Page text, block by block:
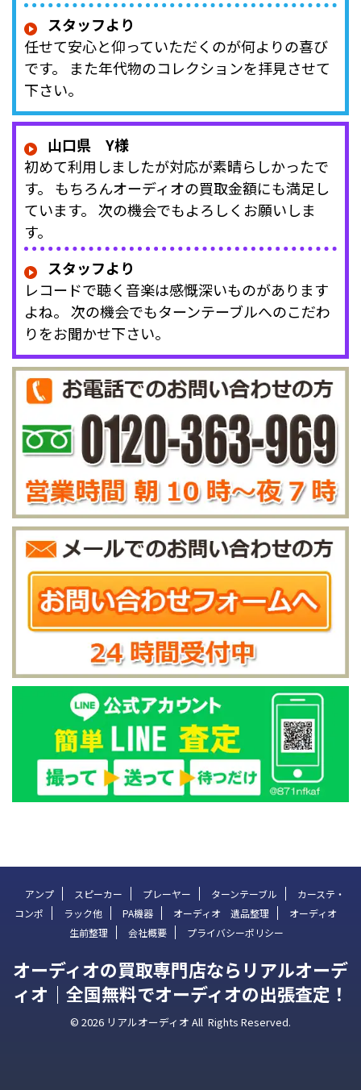
スタッフより
任せて安心と仰っていただくのが何よりの喜び
です。 また年代物のコレクションを拝見させて
下さい。
山口県 Y様
初めて利用しましたが対応が素晴らしかったで
す。 もちろんオーディオの買取金額にも満足し
ています。 次の機会でもよろしくお願いしま
す。
スタッフより
レコードで聴く音楽は感慨深いものがあります
よね。 次の機会でもターンテーブルへのこだわ
りをお聞かせ下さい。
アンプ スピーカー プレーヤー ターンテーブル
カーステ・
コンポ
ラック他 PA機器 オーディオ 遺品整理
オーディオ
生前整理
会社概要 プライバシーポリシー
オーディオの買取専門店ならリアルオーデ
ィオ｜全国無料でオーディオの出張査定！
© 2026 リアルオーディオ All Rights Reserved.